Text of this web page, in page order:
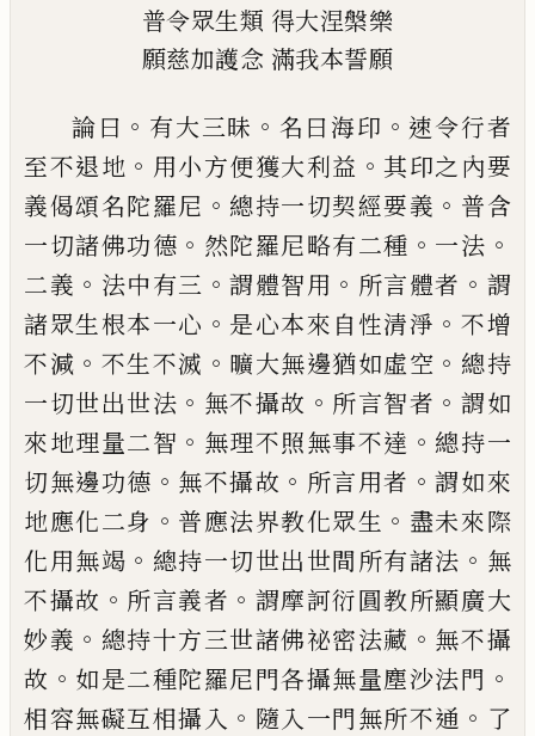
普令眾生類 得大涅槃樂
願慈加護念 滿我本誓願
論曰 。 有大三昧 。 名曰海印 。 速令行者
至不退地 。 用小方便獲大利益 。其印之內要
義偈頌名陀羅尼 。 總持一切契經要義 。 普含
一切諸佛功德 。 然陀羅尼略有二種 。 一法 。
二義 。 法中有三 。謂體智用 。 所言體者 。 謂
諸眾生根本一心 。 是心本來自性清淨 。 不增
不減 。 不生不滅 。 曠大無邊猶如虛空 。 總持
一切世出世法 。 無不攝故 。 所言智者 。謂如
來地理量二智 。 無理不照無事不達 。 總持一
切無邊功德 。 無不攝故 。 所言用者 。謂如來
地應化二身 。 普應法界教化眾生 。 盡未來際
化用無竭 。 總持一切世出世間所有諸法 。 無
不攝故 。 所言義者 。 謂摩訶衍圓教所顯廣大
妙義 。 總持十方三世諸佛祕密法藏 。 無不攝
故 。 如是二種陀羅尼門各攝無量塵沙法門 。
相容無礙互相攝入 。 隨入一門無所不通 。 了